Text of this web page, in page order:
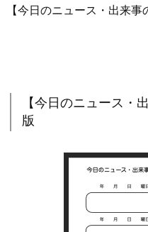
【今日のニュース・出来事
【今日のニュース・
版